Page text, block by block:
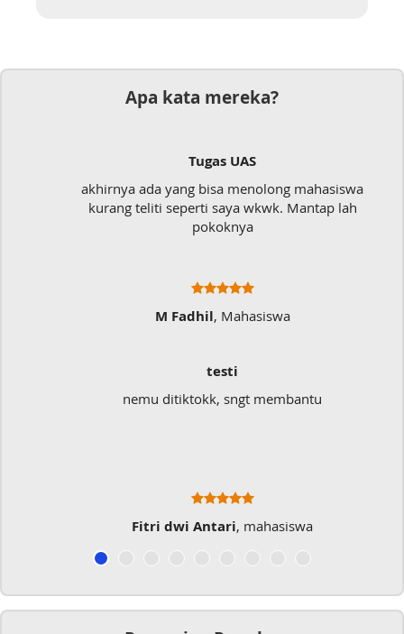
Apa kata mereka?
Tugas UAS
akhirnya ada yang bisa menolong mahasiswa
kurang teliti seperti saya wkwk. Mantap lah
pokoknya
M Fadhil, Mahasiswa
testi
nemu ditiktokk, sngt membantu
Fitri dwi Antari, mahasiswa